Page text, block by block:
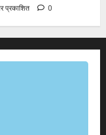
प्रकाशित 0